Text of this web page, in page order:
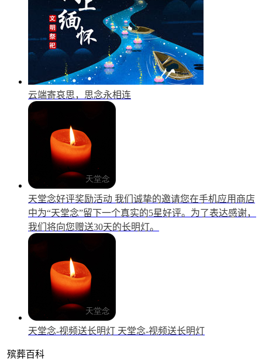
云端寄哀思，思念永相连
天堂念好评奖励活动 我们诚挚的邀请您在手机应用商店
中为“天堂念”留下一个真实的5星好评。为了表达感谢，
我们将向您赠送30天的长明灯。
天堂念-视频送长明灯 天堂念-视频送长明灯
殡葬百科